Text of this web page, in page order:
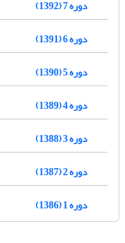
دوره 7 (1392)
دوره 6 (1391)
دوره 5 (1390)
دوره 4 (1389)
دوره 3 (1388)
دوره 2 (1387)
دوره 1 (1386)